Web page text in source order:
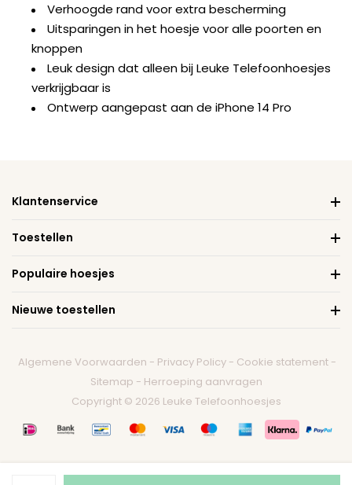
Verhoogde rand voor extra bescherming
Uitsparingen in het hoesje voor alle poorten en
knoppen
Leuk design dat alleen bij Leuke Telefoonhoesjes
verkrijgbaar is
Ontwerp aangepast aan de iPhone 14 Pro
Klantenservice
Toestellen
Populaire hoesjes
Nieuwe toestellen
Algemene Voorwaarden - Privacy Policy - Cookie statement -
Sitemap - Herroeping aanvragen
Copyright © 2026 Leuke Telefoonhoesjes